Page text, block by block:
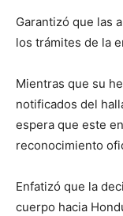
Garantizó que las
los trámites de la
Mientras que su
notificados del
espera que este
reconocimiento
Enfatizó que la
cuerpo hacia